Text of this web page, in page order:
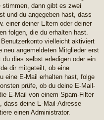
stimmen, dann gibt es zwei
und du angegeben hast, dass
einer deiner Eltern oder deiner
folgen, die du erhalten hast.
vielleicht aktiviert
neu angemeldeten Mitglieder erst
dies selbst erledigen oder ein
dir mitgeteilt, ob eine
eine E-Mail erhalten hast, folge
prüfe, ob du deine E-Mail-
E-Mail von einem Spam-Filter
dass deine E-Mail-Adresse
einen Administrator.